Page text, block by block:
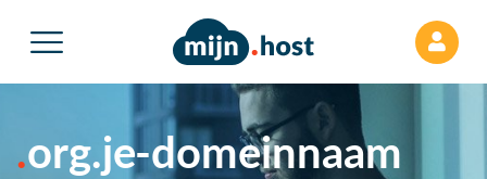
org.je-domeinnaam